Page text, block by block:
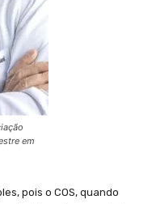
em
pois o COS, quando